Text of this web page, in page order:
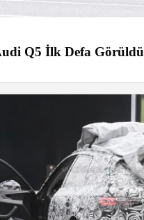
Q5 İlk Defa Görüldü